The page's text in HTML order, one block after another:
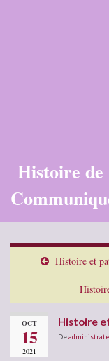
Histoire de
Histoire et
OCT
15
2021
Histoire
De